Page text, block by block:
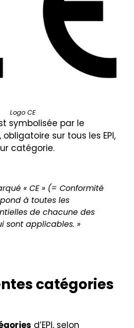
Logo CE
symbolisée par le
, obligatoire sur tous les EPI,
catégorie.
« CE » (= Conformité
à toutes les
de chacune des
sont applicables. »
catégories
d’EPI, selon